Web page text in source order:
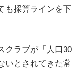
も採算ラインを下
クラブが「人口30
いとされてきた常